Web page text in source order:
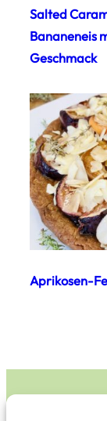
Salted
Bananeneis
Geschmack
Aprikosen-